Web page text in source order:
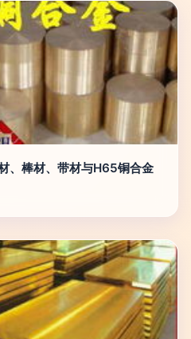
、棒材、带材与H65铜合金